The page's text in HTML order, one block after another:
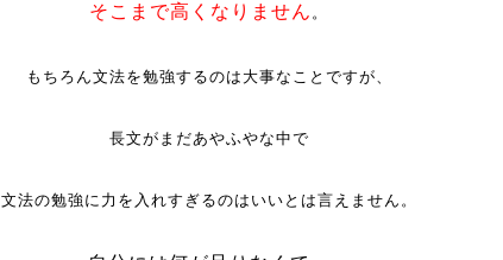
そこまで高くなりません 。
もちろん文法を勉強するのは大事なことですが、
長文がまだあやふやな中で
文法の勉強に力を入れすぎるのはいいとは言えません。